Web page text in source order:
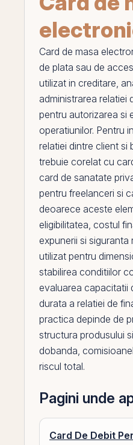
Card de masa
de plata sau de
utilizat in creditare,
administrarea relatiei
pentru autorizarea si
operatiunilor. Pentru
relatiei dintre client si
trebuie corelat cu
card de sanatate
pentru freelanceri si
deoarece aceste
eligibilitatea, costul
expunerii si siguranta
utilizat pentru
stabilirea conditiilor
evaluarea capacitatii
durata a relatiei de
practica depinde de
structura produsului
dobanda,
riscul total.
Pagini unde
Card De Debit